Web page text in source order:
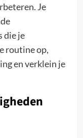
Je
die je
routine op,
en verklein je